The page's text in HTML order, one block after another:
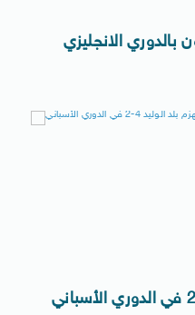
بالدوري الانجليزي